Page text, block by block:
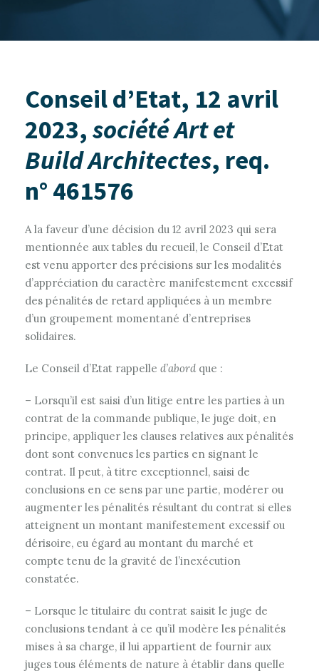
Conseil d’Etat, 12 avril
2023, société Art et
Build Architectes, req.
n° 461576
A la faveur d’une décision du 12 avril 2023 qui sera
mentionnée aux tables du recueil, le Conseil d’Etat
est venu apporter des précisions sur les modalités
d’appréciation du caractère manifestement excessif
des pénalités de retard appliquées à un membre
d’un groupement momentané d’entreprises
solidaires.
Le Conseil d’Etat rappelle d’abord que :
– Lorsqu’il est saisi d’un litige entre les parties à un
contrat de la commande publique, le juge doit, en
principe, appliquer les clauses relatives aux pénalités
dont sont convenues les parties en signant le
contrat. Il peut, à titre exceptionnel, saisi de
conclusions en ce sens par une partie, modérer ou
augmenter les pénalités résultant du contrat si elles
atteignent un montant manifestement excessif ou
dérisoire, eu égard au montant du marché et
compte tenu de la gravité de l’inexécution
constatée.
– Lorsque le titulaire du contrat saisit le juge de
conclusions tendant à ce qu’il modère les pénalités
mises à sa charge, il lui appartient de fournir aux
juges tous éléments de nature à établir dans quelle